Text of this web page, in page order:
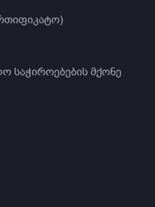
საჭიროებების მქონე